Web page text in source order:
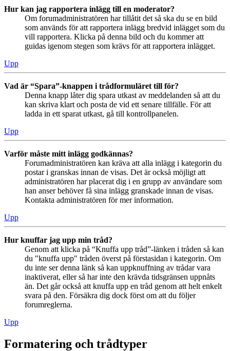
Hur kan jag rapportera inlägg till en moderator?
Om forumadministratören har tillåtit det så ska du se en bild
som används för att rapportera inlägg bredvid inlägget som du
vill rapportera. Klicka på denna bild och du kommer att
guidas igenom stegen som krävs för att rapportera inlägget.
Upp
Vad är “Spara”-knappen i trådformuläret till för?
Denna knapp låter dig spara utkast av meddelanden så att du
kan skriva klart och posta de vid ett senare tillfälle. För att
ladda in ett sparat utkast, gå till kontrollpanelen.
Upp
Varför måste mitt inlägg godkännas?
Forumadministratören kan kräva att alla inlägg i kategorin du
postar i granskas innan de visas. Det är också möjligt att
administratören har placerat dig i en grupp av användare som
han anser behöver få sina inlägg granskade innan de visas.
Kontakta administratören för mer information.
Upp
Hur knuffar jag upp min tråd?
Genom att klicka på “Knuffa upp tråd”-länken i tråden så kan
du "knuffa upp" tråden överst på förstasidan i kategorin. Om
du inte ser denna länk så kan uppknuffning av trådar vara
inaktiverat, eller så har inte den krävda tidsgränsen uppnåts
än. Det går också att knuffa upp en tråd genom att helt enkelt
svara på den. Försäkra dig dock först om att du följer
forumreglerna.
Upp
Formatering och trådtyper